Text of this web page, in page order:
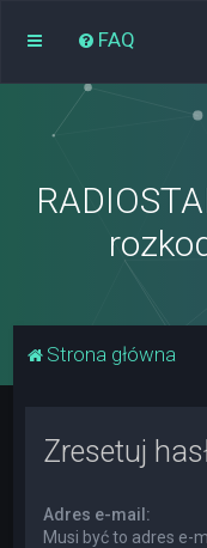
FAQ
Strona główna
Zresetuj
Adres e-mail:
Musi być to adres e-